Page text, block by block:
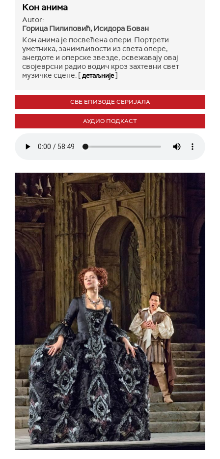
Кон анима
Autor:
Горица Пилиповић, Исидора Бован
Кон анима је посвећена опери. Портрети
уметника, занимљивости из света оперe,
анегдоте и оперске звезде, освежавају овај
својеврсни радио водич кроз захтевни свет
музичке сцене. [детаљније]
СВЕ ЕПИЗОДЕ СЕРИЈАЛА
АУДИО ПОДКАСТ